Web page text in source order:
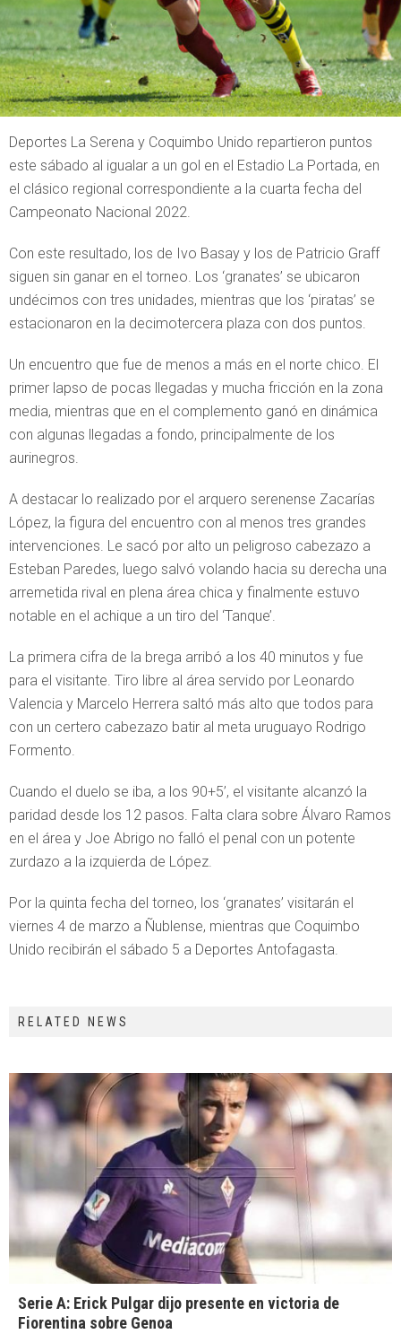
Deportes La Serena y Coquimbo Unido repartieron puntos
este sábado al igualar a un gol en el Estadio La Portada, en
el clásico regional correspondiente a la cuarta fecha del
Campeonato Nacional 2022.
Con este resultado, los de Ivo Basay y los de Patricio Graff
siguen sin ganar en el torneo. Los ‘granates’ se ubicaron
undécimos con tres unidades, mientras que los ‘piratas’ se
estacionaron en la decimotercera plaza con dos puntos.
Un encuentro que fue de menos a más en el norte chico. El
primer lapso de pocas llegadas y mucha fricción en la zona
media, mientras que en el complemento ganó en dinámica
con algunas llegadas a fondo, principalmente de los
aurinegros.
A destacar lo realizado por el arquero serenense Zacarías
López, la figura del encuentro con al menos tres grandes
intervenciones. Le sacó por alto un peligroso cabezazo a
Esteban Paredes, luego salvó volando hacia su derecha una
arremetida rival en plena área chica y finalmente estuvo
notable en el achique a un tiro del ‘Tanque’.
La primera cifra de la brega arribó a los 40 minutos y fue
para el visitante. Tiro libre al área servido por Leonardo
Valencia y Marcelo Herrera saltó más alto que todos para
con un certero cabezazo batir al meta uruguayo Rodrigo
Formento.
Cuando el duelo se iba, a los 90+5’, el visitante alcanzó la
paridad desde los 12 pasos. Falta clara sobre Álvaro Ramos
en el área y Joe Abrigo no falló el penal con un potente
zurdazo a la izquierda de López.
Por la quinta fecha del torneo, los ‘granates’ visitarán el
viernes 4 de marzo a Ñublense, mientras que Coquimbo
Unido recibirán el sábado 5 a Deportes Antofagasta.
RELATED NEWS
Serie A: Erick Pulgar dijo presente en victoria de
Fiorentina sobre Genoa